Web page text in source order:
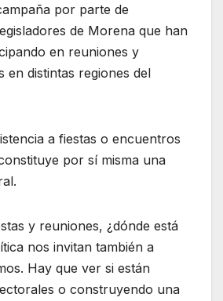
por parte de
de Morena que han
en reuniones y
en distintas regiones del
a fiestas o encuentros
por sí misma una
y reuniones, ¿dónde está
nos invitan también a
Hay que ver si están
o construyendo una